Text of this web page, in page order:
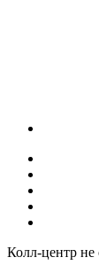
Колл-центр не